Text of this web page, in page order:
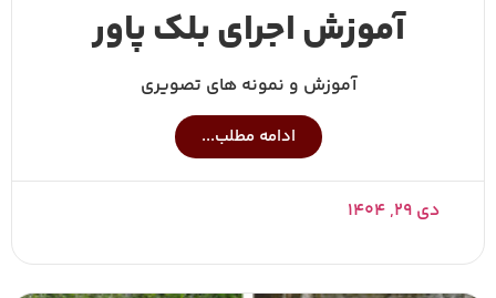
آموزش اجرای بلک پاور
آموزش و نمونه های تصویری
ادامه مطلب...
دی ۲۹, ۱۴۰۴